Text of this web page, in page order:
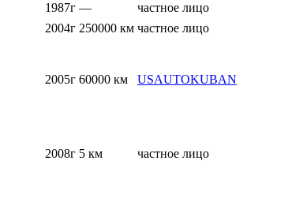
1987г — частное лицо
2004г 250000 км частное лицо
2005г 60000 км USAUTOKUBAN
2008г 5 км частное лицо